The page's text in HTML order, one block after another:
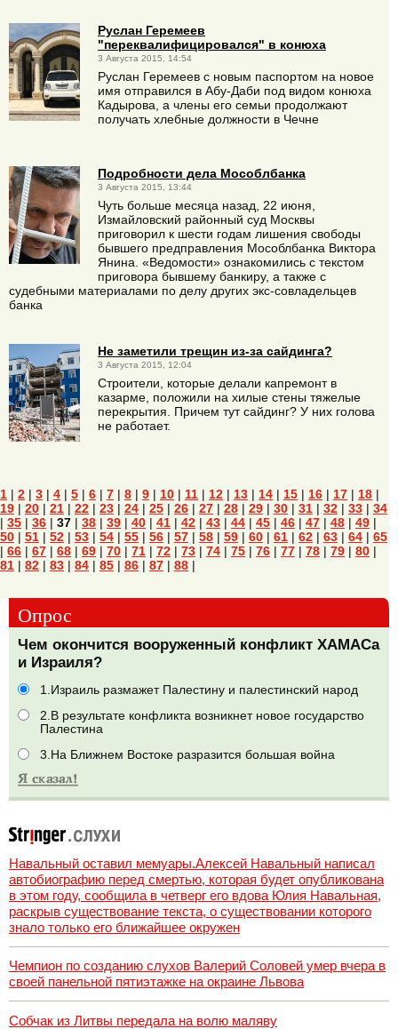
Руслан Геремеев
"переквалифицировался" в конюха
3 Августа 2015, 14:54
Руслан Геремеев с новым паспортом на новое
имя отправился в Абу-Даби под видом конюха
Кадырова, а члены его семьи продолжают
получать хлебные должности в Чечне
Подробности дела Мособлбанка
3 Августа 2015, 13:44
Чуть больше месяца назад, 22 июня,
Измайловский районный суд Москвы
приговорил к шести годам лишения свободы
бывшего предправления Мособлбанка Виктора
Янина. «Ведомости» ознакомились с текстом
приговора бывшему банкиру, а также с
судебными материалами по делу других экс-совладельцев
банка
Не заметили трещин из-за сайдинга?
3 Августа 2015, 12:04
Строители, которые делали капремонт в
казарме, положили на хилые стены тяжелые
перекрытия. Причем тут сайдинг? У них голова
не работает.
1 | 2 | 3 | 4 | 5 | 6 | 7 | 8 | 9 | 10 | 11 | 12 | 13 | 14 | 15 | 16 | 17 | 18 |
19 | 20 | 21 | 22 | 23 | 24 | 25 | 26 | 27 | 28 | 29 | 30 | 31 | 32 | 33 | 34
| 35 | 36 | 37 | 38 | 39 | 40 | 41 | 42 | 43 | 44 | 45 | 46 | 47 | 48 | 49 |
50 | 51 | 52 | 53 | 54 | 55 | 56 | 57 | 58 | 59 | 60 | 61 | 62 | 63 | 64 | 65
| 66 | 67 | 68 | 69 | 70 | 71 | 72 | 73 | 74 | 75 | 76 | 77 | 78 | 79 | 80 |
81 | 82 | 83 | 84 | 85 | 86 | 87 | 88 |
Опрос
Чем окончится вооруженный конфликт ХАМАСа
и Израиля?
1.Израиль размажет Палестину и палестинский народ
2.В результате конфликта возникнет новое государство
Палестина
3.На Ближнем Востоке разразится большая война
Навальный оставил мемуары.Алексей Навальный написал
автобиографию перед смертью, которая будет опубликована
в этом году, сообщила в четверг его вдова Юлия Навальная,
раскрыв существование текста, о существовании которого
знало только его ближайшее окружен
Чемпион по созданию слухов Валерий Соловей умер вчера в
своей панельной пятиэтажке на окраине Львова
Собчак из Литвы передала на волю маляву